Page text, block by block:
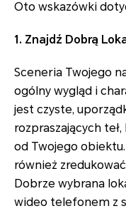
Oto wskazówki
1. Znajdź Dobrą
Sceneria Twojego
ogólny wygląd i
jest czyste,
rozpraszających
od Twojego
również
Dobrze wybrana
wideo telefonem z